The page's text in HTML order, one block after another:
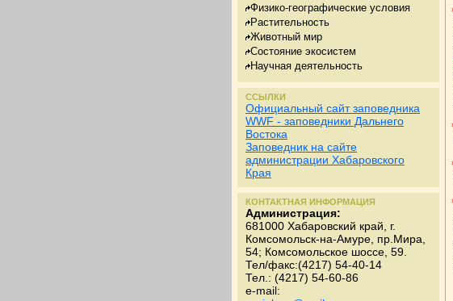
Физико-географические условия
Растительность
Животный мир
Состояние экосистем
Научная деятельность
ССЫЛКИ
Официальный сайт заповедника
WWF - заповедники Дальнего
Востока
Заповедник на сайте
администрации Хабаровского
Края
КОНТАКТНАЯ ИНФОРМАЦИЯ
Администрация:
681000 Хабаровский край, г.
Комсомольск-на-Амуре, пр.Мира,
54; Комсомольское шоссе, 59.
Тел/факс:(4217) 54-40-14
Тел.: (4217) 54-60-86
e-mail: